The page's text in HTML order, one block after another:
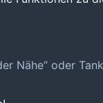
Nähe“ oder